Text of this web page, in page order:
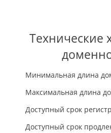
Технические
Минимальная длина
Максимальная длина
Доступный срок
Доступный срок